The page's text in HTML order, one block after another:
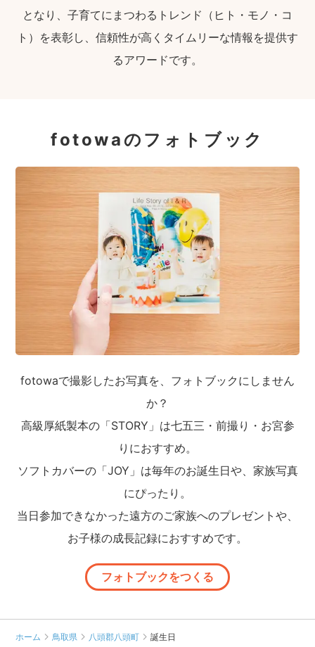
となり、子育てにまつわるトレンド（ヒト・モノ・コ
ト）を表彰し、信頼性が高くタイムリーな情報を提供す
るアワードです。
fotowaのフォトブック
fotowaで撮影したお写真を、フォトブックにしません
か？
高級厚紙製本の「STORY」は七五三・前撮り・お宮参
りにおすすめ。
ソフトカバーの「JOY」は毎年のお誕生日や、家族写真
にぴったり。
当日参加できなかった遠方のご家族へのプレゼントや、
お子様の成長記録におすすめです。
フォトブックをつくる
ホーム 鳥取県 八頭郡八頭町 誕生日